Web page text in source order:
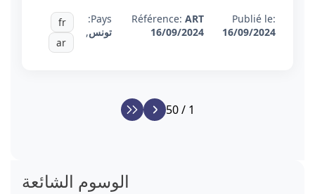
Publié le:
16/09/2024
Référence:ART
16/09/2024
Pays:
تونس,
fr
ar
1 / 50
الوسوم الشائعة